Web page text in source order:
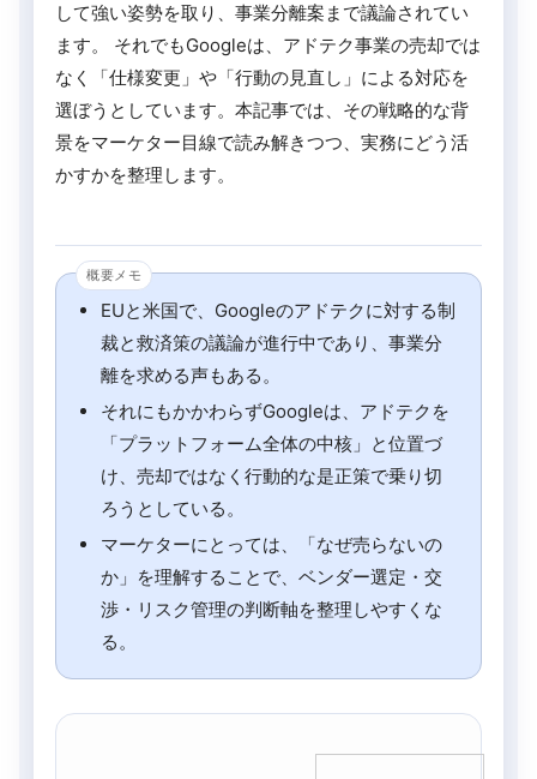
して強い姿勢を取り、事業分離案まで議論されてい
ます。 それでもGoogleは、アドテク事業の売却では
なく「仕様変更」や「行動の見直し」による対応を
選ぼうとしています。本記事では、その戦略的な背
景をマーケター目線で読み解きつつ、実務にどう活
かすかを整理します。
EUと米国で、Googleのアドテクに対する制
裁と救済策の議論が進行中であり、事業分
離を求める声もある。
それにもかかわらずGoogleは、アドテクを
「プラットフォーム全体の中核」と位置づ
け、売却ではなく行動的な是正策で乗り切
ろうとしている。
マーケターにとっては、「なぜ売らないの
か」を理解することで、ベンダー選定・交
渉・リスク管理の判断軸を整理しやすくな
る。